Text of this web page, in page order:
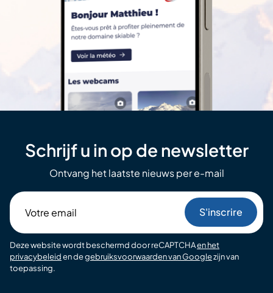
Schrijf u in op de newsletter
Ontvang het laatste nieuws per e-mail
email
Deze website wordt beschermd door reCAPTCHAen het
privacybeleiden degebruiksvoorwaarden van Googlezijn van
toepassing.